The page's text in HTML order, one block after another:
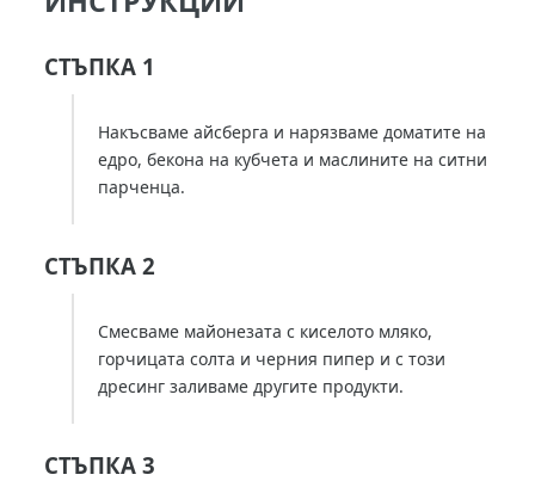
СТЪПКА 1
Накъсваме айсберга и нарязваме доматите на
едро, бекона на кубчета и маслините на ситни
парченца.
СТЪПКА 2
Смесваме майонезата с киселото мляко,
горчицата солта и черния пипер и с този
дресинг заливаме другите продукти.
СТЪПКА 3